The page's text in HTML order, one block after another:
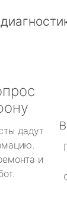
дадут
и